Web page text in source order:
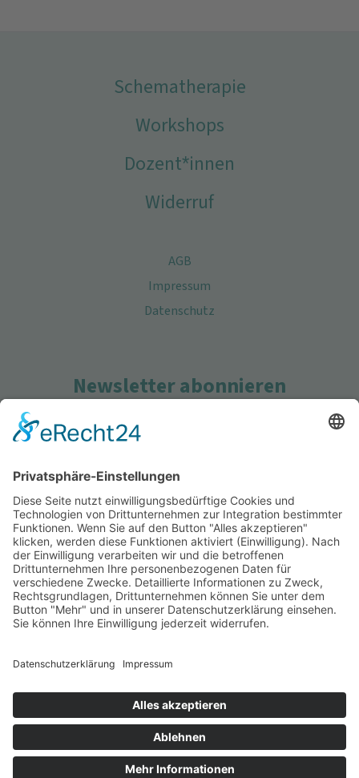
Schematherapie
Workshops
Dozent*innen
Widerruf
AGB
Impressum
Datenschutz
Newsletter abonnieren
Wenn Sie aktuelle Informationen über unser vielfältiges
Kursangebot und interessante Neuigkeiten aus der Welt der
unserem Newsletter anmelden.
Abonnieren
E-Mail Adresse
kontakt@schematherapie-freiburg.de
Institut für Schematherapie Freiburg
vorbehalten.